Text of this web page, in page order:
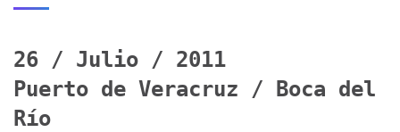
26 / Julio / 2011
Puerto de Veracruz / Boca del
Río